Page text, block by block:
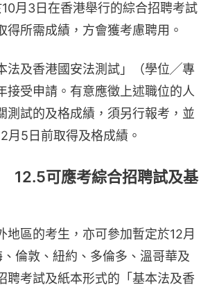
10月3日在香港舉行的綜合招聘考試
得所需成績，方會獲考慮聘用。
法及香港國安法測試」（學位╱專
接受申請。有意應徵上述職位的人
測試的及格成績，須另行報考，並
月5日前取得及格成績。
12.5可應考綜合招聘試及基
地區的考生，亦可參加暫定於12月
倫敦、紐約、多倫多、溫哥華及
聘考試及紙本形式的「基本法及香